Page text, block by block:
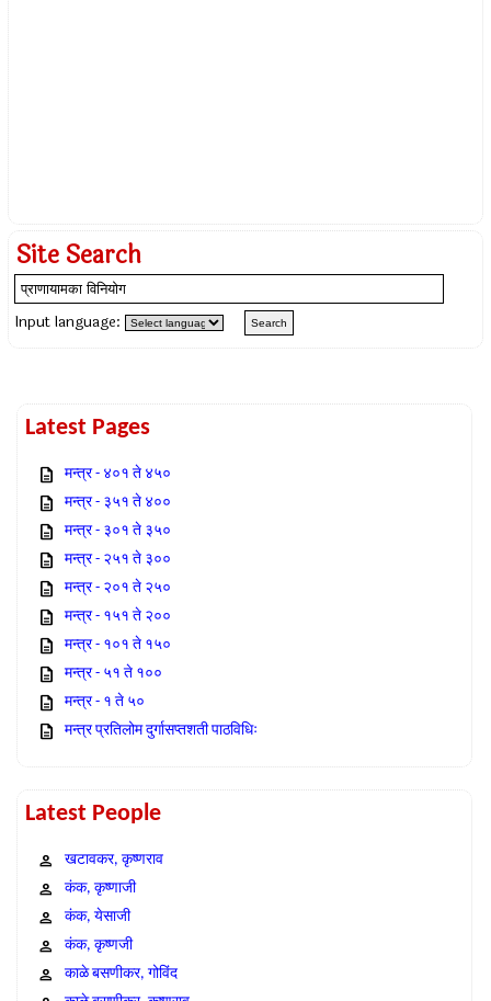
Site Search
Input language:
Latest Pages
मन्त्र - ४०१ ते ४५०
मन्त्र - ३५१ ते ४००
मन्त्र - ३०१ ते ३५०
मन्त्र - २५१ ते ३००
मन्त्र - २०१ ते २५०
मन्त्र - १५१ ते २००
मन्त्र - १०१ ते १५०
मन्त्र - ५१ ते १००
मन्त्र - १ ते ५०
मन्त्र प्रतिलोम दुर्गासप्तशती पाठविधिः
Latest People
खटावकर, कृष्णराव
कंक, कृष्णाजी
कंक, येसाजी
कंक, कृष्णजी
काळे बसणीकर, गोविंद